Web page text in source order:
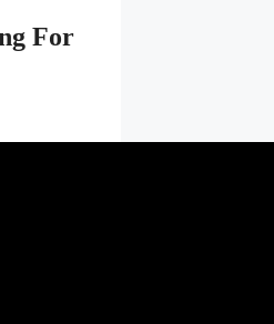
For